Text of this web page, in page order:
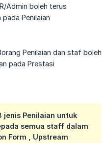
Admin boleh terus
Penilaian
Penilaian dan staf boleh
pada Prestasi
jenis Penilaian untuk
semua staff dalam
Form , Upstream